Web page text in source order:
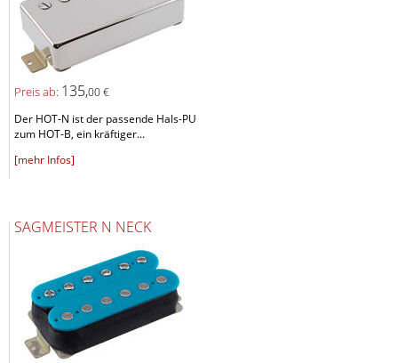
Preis ab: 135,00 €
Der HOT-N ist der passende Hals-PU
zum HOT-B, ein kräftiger...
[mehr Infos]
SAGMEISTER N NECK